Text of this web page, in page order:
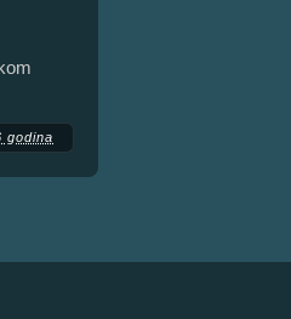
godina